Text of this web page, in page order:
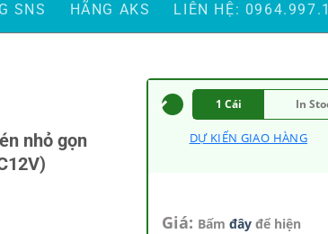
SNS HÃNG AKS LIÊN HỆ:
nhỏ gọn
1 Cái In
DỰ KIẾN GIAO HÀNG
Giá: Bấm đâyđể hiện